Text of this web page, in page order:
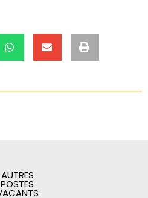
AUTRES
POSTES